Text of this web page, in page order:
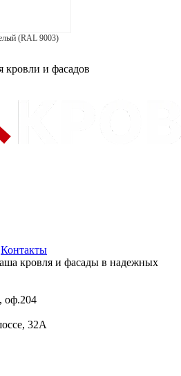
(RAL 9003)
Контакты
кровля и фасады в надежных
оф.204
32А